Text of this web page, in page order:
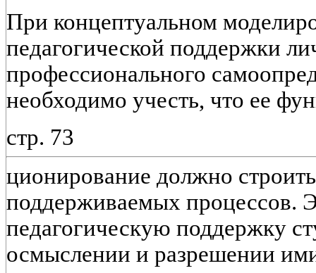
При концептуальном
педагогической поддержки
профессионального
необходимо учесть, что ее
стр. 73
ционирование должно
поддерживаемых процессов.
педагогическую поддержку
осмыслении и разрешении